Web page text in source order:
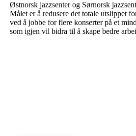
Østnorsk jazzsenter og Sørnorsk
Målet er å redusere det totale utslippet
ved å jobbe for flere konserter på et
som igjen vil bidra til å skape bedre